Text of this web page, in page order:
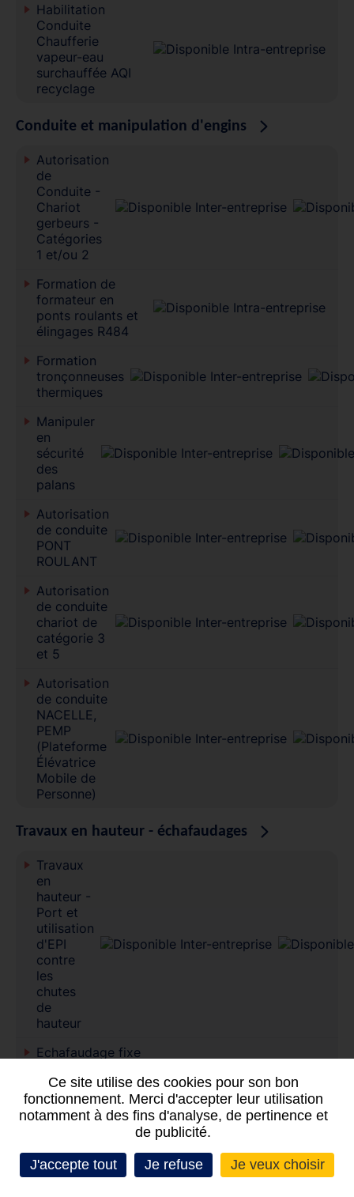
Ce site utilise des cookies pour son bon
fonctionnement. Merci d'accepter leur utilisation
notamment à des fins d'analyse, de pertinence et
de publicité.
J'accepte tout Je refuse Je veux choisir
Habilitation
Conduite
Chaufferie
vapeur-eau
surchauffée AQI
recyclage
Conduite et manipulation d'engins
Autorisation
de
Conduite -
Chariot
gerbeurs -
Catégories
1 et/ou 2
Formation de
formateur en
ponts roulants et
élingages R484
Formation
tronçonneuses
thermiques
Manipuler
en
sécurité
des
palans
Autorisation
de conduite
PONT
ROULANT
Autorisation
de conduite
chariot de
catégorie 3
et 5
Autorisation
de conduite
NACELLE,
PEMP
(Plateforme
Élévatrice
Mobile de
Personne)
Travaux en hauteur - échafaudages
Travaux
en
hauteur -
Port et
utilisation
d'EPI
contre
les
chutes
de
hauteur
Echafaudage fixe
vérification et
utilisation)
vérification et
utilisation)